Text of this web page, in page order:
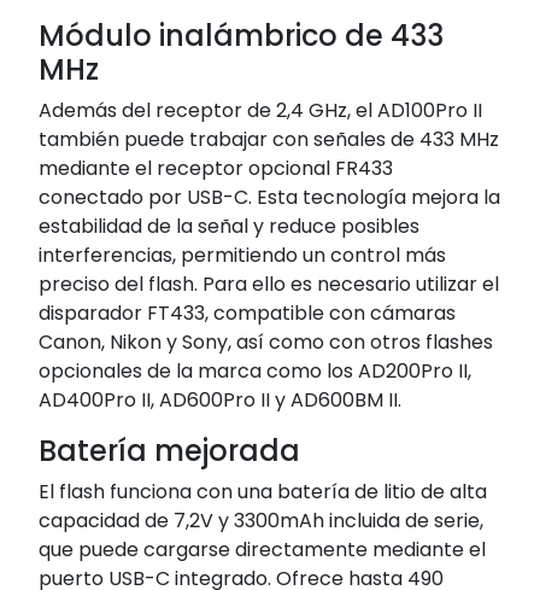
Módulo inalámbrico de 433
MHz
Además del receptor de 2,4 GHz, el AD100Pro II
también puede trabajar con señales de 433 MHz
mediante el receptor opcional FR433
conectado por USB-C. Esta tecnología mejora la
estabilidad de la señal y reduce posibles
interferencias, permitiendo un control más
preciso del flash. Para ello es necesario utilizar el
disparador FT433, compatible con cámaras
Canon, Nikon y Sony, así como con otros flashes
opcionales de la marca como los AD200Pro II,
AD400Pro II, AD600Pro II y AD600BM II.
Batería mejorada
El flash funciona con una batería de litio de alta
capacidad de 7,2V y 3300mAh incluida de serie,
que puede cargarse directamente mediante el
puerto USB-C integrado. Ofrece hasta 490